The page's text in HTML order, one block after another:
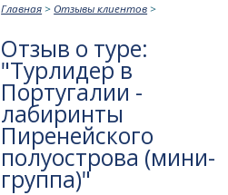
Главная > Отзывы клиентов >
Отзыв о туре:
"Турлидер в
Португалии -
лабиринты
Пиренейского
полуострова (мини-
группа)"